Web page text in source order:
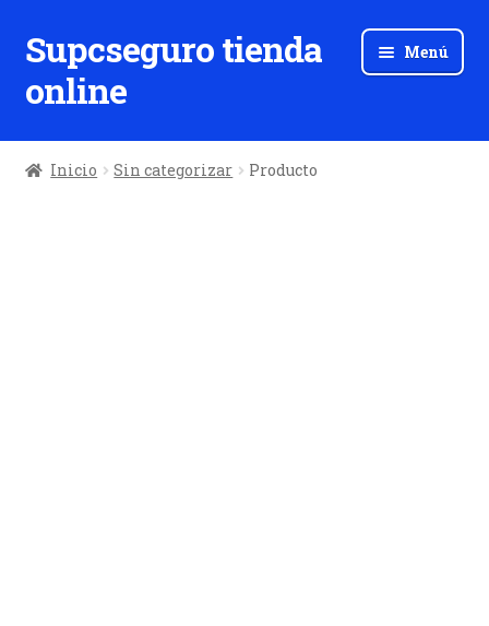
Ir
a
la
Ir
al
contenido
Supcseguro tienda
online
Menú
Inicio Sin categorizar Producto